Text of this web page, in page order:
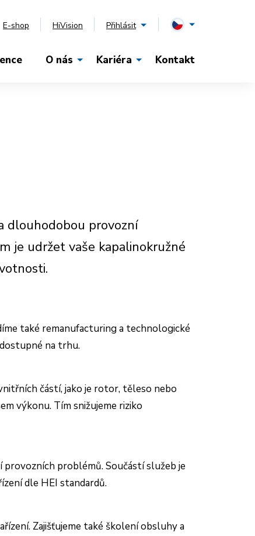
E-shop HiVision Přihlásit
O nás Kariéra Kontakt
dlouhodobou provozní
je udržet vaše kapalinokružné
také remanufacturing a technologické
na trhu.
částí, jako je rotor, těleso nebo
výkonu. Tím snižujeme riziko
problémů. Součástí služeb je
dle HEI standardů.
Zajišťujeme také školení obsluhy a